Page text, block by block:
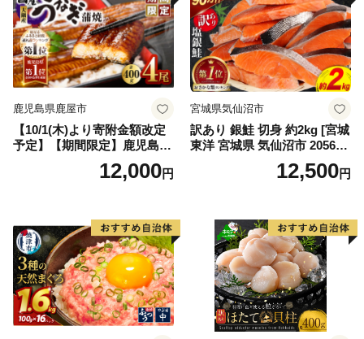
鹿児島県鹿屋市
【10/1(木)より寄附金額改定
予定】【期間限定】鹿児島県
大隅産うなぎ蒲焼4尾（400
g） KN007-02312,000円
宮城県気仙沼市
訳あり 銀鮭 切身 約2kg [宮城
東洋 宮城県 気仙沼市 205649
91] 鮭 魚介類 海鮮 訳アリ 規
格外 不揃い さけ サケ 鮭切身
切り身 魚 わけあり
12,500円